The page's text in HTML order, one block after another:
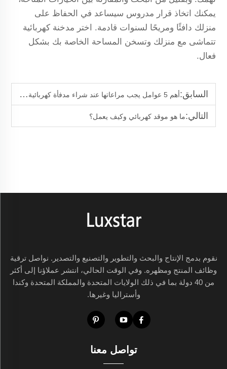
يمكنك اتخاذ قرار مدروس سيساعد في الحفاظ على
منزلك دافئًا ومريحًا لسنوات قادمة. اختر مدخنة كهربائية
تتماشى مع منزلك وتسخن المساحة الخاصة بك بشكل
فعال.
السابق:أهم 5 عوامل يجب مراعاتها عند شراء مدفأة كهربائية مع وحدات مدمجة
التالي:ما هو موقد كهربائي وكيف يعمل؟
نقوم بدمج الإنتاج والبحث والتطوير والتصنيع والتصدير. نواصل ترقية
وظائف المنتج ومظهره. وفي الوقت الحالي، انتشر عملاؤنا إلى أكثر
من 40 دولة بما في ذلك الولايات المتحدة والمملكة المتحدة وكندا
وأستراليا وغيرها.
تواصل معنا